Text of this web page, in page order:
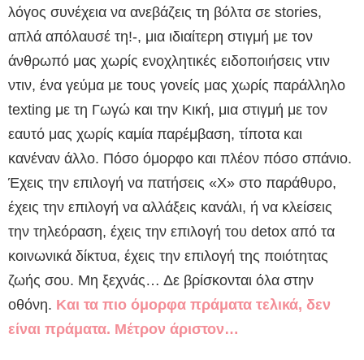
λόγος συνέχεια να ανεβάζεις τη βόλτα σε stories,
απλά απόλαυσέ τη!-, μια ιδιαίτερη στιγμή με τον
άνθρωπό μας χωρίς ενοχλητικές ειδοποιήσεις ντιν
ντιν, ένα γεύμα με τους γονείς μας χωρίς παράλληλο
texting με τη Γωγώ και την Κική, μια στιγμή με τον
εαυτό μας χωρίς καμία παρέμβαση, τίποτα και
κανέναν άλλο. Πόσο όμορφο και πλέον πόσο σπάνιο.
Έχεις την επιλογή να πατήσεις «Χ» στο παράθυρο,
έχεις την επιλογή να αλλάξεις κανάλι, ή να κλείσεις
την τηλεόραση, έχεις την επιλογή του detox από τα
κοινωνικά δίκτυα, έχεις την επιλογή της ποιότητας
ζωής σου. Μη ξεχνάς… Δε βρίσκονται όλα στην
οθόνη. Και τα πιο όμορφα πράματα τελικά, δεν
είναι πράματα. Μέτρον άριστον…